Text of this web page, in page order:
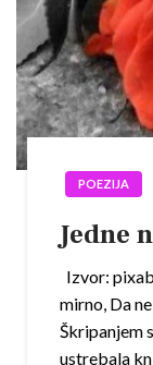
POEZIJA
Jedne
Izvor:
mirno, Da
Škripanjem
ustrebala